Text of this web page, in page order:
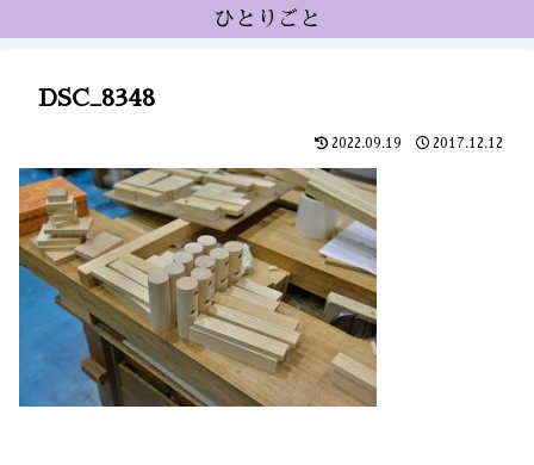
ひとりごと
DSC_8348
2022.09.19 2017.12.12